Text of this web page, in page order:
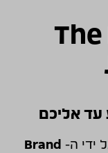
עד אליכם
ידי ה- Brand